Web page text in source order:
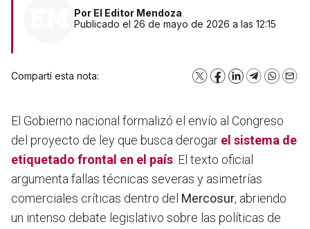
Por El Editor Mendoza
Publicado el 26 de mayo de 2026 a las 12:15
Compartí esta nota: X Facebook
LinkedInTelegram
El Gobierno nacional formalizó el envío al Congreso
del proyecto de ley que busca derogar el sistema de
etiquetado frontal en el país . El texto oficial
argumenta fallas técnicas severas y asimetrías
comerciales críticas dentro del Mercosur, abriendo
un intenso debate legislativo sobre las políticas de